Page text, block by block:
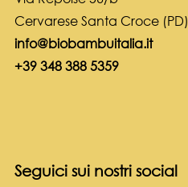
Cervarese Santa Croce (PD)
info@biobambuitalia.it
+39 348 388 5359
Seguici sui nostri social